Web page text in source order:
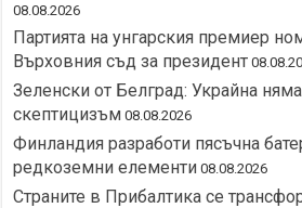
08.08.2026
Партията на унгарския премиер
Върховния съд за президент
Зеленски от Белград: Украйна
скептицизъм 08.08.2026
Финландия разработи пясъчна
редкоземни елементи 08.08.2026
Страните в Прибалтика се